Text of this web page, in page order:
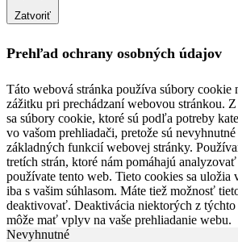
Zatvoriť
Prehľad ochrany osobných údajov
Táto webová stránka používa súbory cookie
zážitku pri prechádzaní webovou stránkou.
sa súbory cookie, ktoré sú podľa potreby
vo vašom prehliadači, pretože sú
základných funkcií webovej stránky.
tretích strán, ktoré nám pomáhajú
používate tento web. Tieto cookies sa uložia
iba s vašim súhlasom. Máte tiež možnosť
deaktivovať. Deaktivácia niektorých z
môže mať vplyv na vaše prehliadanie webu.
Nevyhnutné